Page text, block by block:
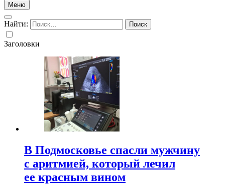
Меню
Найти:
Заголовки
В Подмосковье спасли мужчину
с аритмией, который лечил
ее красным вином